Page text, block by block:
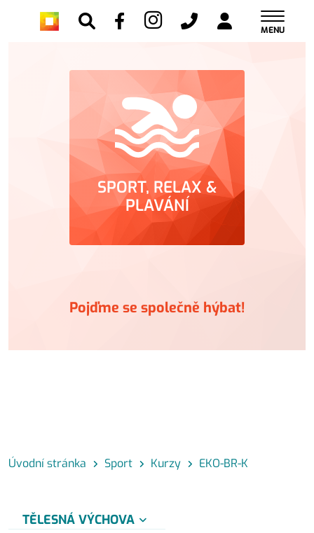
MENU
SPORT, RELAX &
PLAVÁNÍ
Pojďme se společně hýbat!
Úvodní stránka Sport Kurzy EKO-BR-K
TĚLESNÁ VÝCHOVA